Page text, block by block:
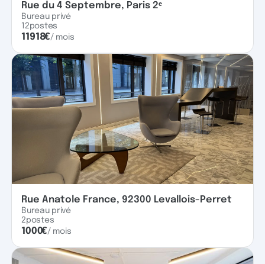
Rue du 4 Septembre, Paris 2ᵉ
Bureau privé
12postes
11918€/ mois
Rue Anatole France, 92300 Levallois-Perret
Bureau privé
2postes
1000€/ mois